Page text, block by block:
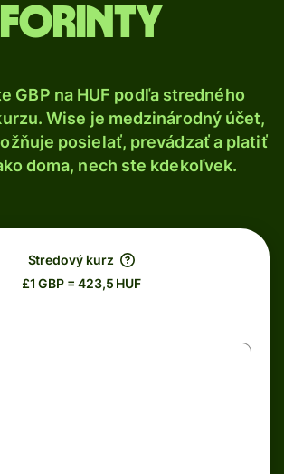
forinty
GBP na HUF podľa stredného
Wise je medzinárodný účet,
posielať, prevádzať a platiť
doma, nech ste kdekoľvek.
Stredový kurz
£1 GBP = 423,5 HUF